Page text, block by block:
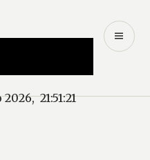
21:51:22
– Il "dio"